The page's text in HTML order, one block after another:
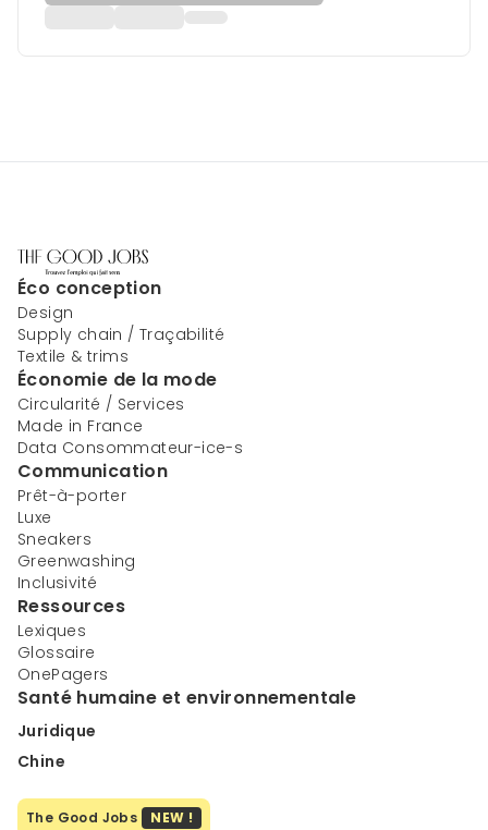
Éco conception
Design
Supply chain / Traçabilité
Textile & trims
Économie de la mode
Circularité / Services
Made in France
Data Consommateur-ice-s
Communication
Prêt-à-porter
Luxe
Sneakers
Greenwashing
Inclusivité
Ressources
Lexiques
Glossaire
OnePagers
Santé humaine et environnementale
Juridique
Chine
The Good Jobs NEW !